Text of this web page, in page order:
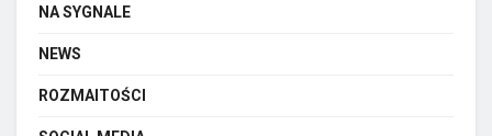
NA SYGNALE
NEWS
ROZMAITOŚCI